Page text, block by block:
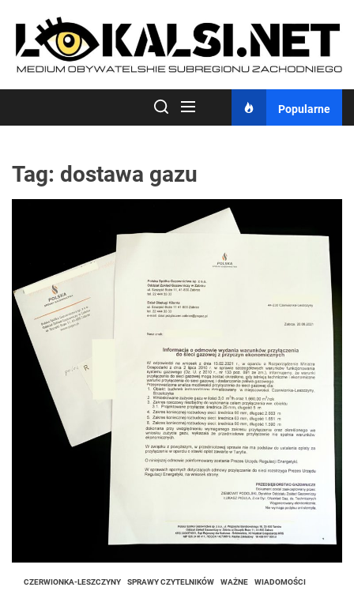
content
Popularne
Tag: dostawa gazu
CZERWIONKA-LESZCZYNY SPRAWY CZYTELNIKÓW WAŻNE WIADOMOŚCI